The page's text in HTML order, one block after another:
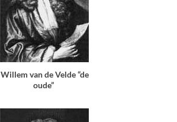
Willem van de Velde “de
oude”